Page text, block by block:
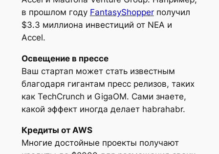
в прошлом году FantasyShopperполучил
$3.3 миллиона инвестиций от NEA и
Accel.
Освещение в прессе
Ваш стартап может стать известным
благодаря гигантам пресс релизов, таких
как TechCrunch и GigaOM. Сами знаете,
какой эффект иногда делает habrahabr.
Кредиты от AWS
Многие достойные проекты получают